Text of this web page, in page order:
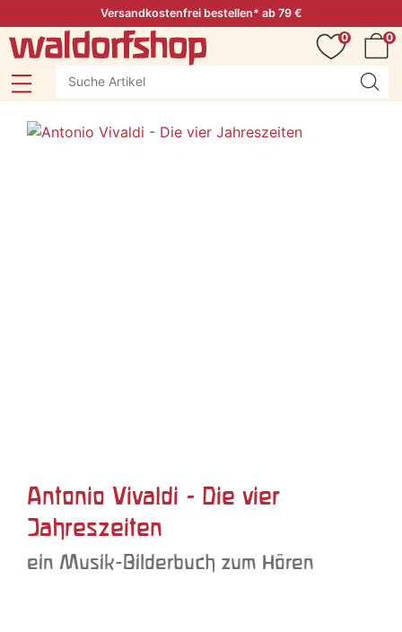
Versandkostenfrei bestellen* ab 79 €
0
0
Antonio Vivaldi - Die vier
Jahreszeiten
ein Musik-Bilderbuch zum Hören